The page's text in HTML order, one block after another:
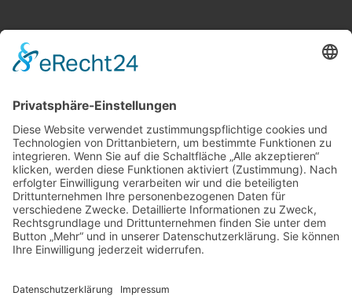
Besuchen Sie uns in Winnenden
Wir benötigen Ihre
Zustimmung, um den Google
Maps-Service zu laden!
Wir verwenden einen Service eines
Drittanbieters, um Karteninhalte
einzubetten. Dieser Service kann Daten
zu Ihren Aktivitäten sammeln. Bitte lesen
Sie die Details durch und stimmen Sie
Karte anzuzeigen.